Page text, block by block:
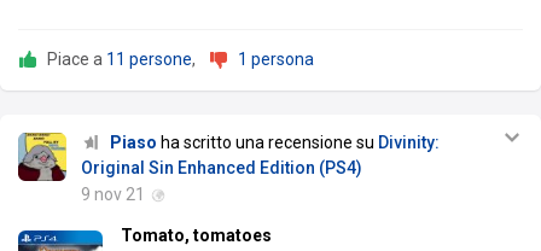
Piace a 11 persone, 1 persona
Piaso ha scritto una recensione su Divinity:
Original Sin Enhanced Edition (PS4)
9 nov 21
Tomato, tomatoes